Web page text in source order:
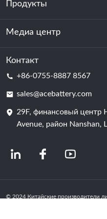
О нас
устойчивость
Продукты
Хранение энергии
Центр обработки данных
Батарейная ячейка
Медиа центр
Новости
Контакт
+86-0755-8887 8567
sales@acebattery.com
29F, финансовый центр
Avenue, район
© 2024 Китайские производители
компания по производству
политика